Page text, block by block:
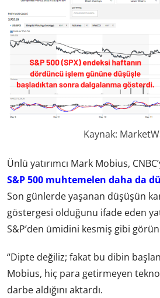
Kaynak:
Ünlü yatırımcı Mark Mobius,
S&P 500 muhtemelen daha da
Son günlerde yaşanan düşüşün
göstergesi olduğunu ifade eden
S&P’den ümidini kesmiş gibi
“Dipte değiliz; fakat bu dibin
Mobius, hiç para getirmeyen
darbe aldığını aktardı.